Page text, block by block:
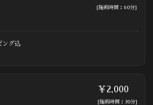
[施術時間：60分]
ング込
￥2,000
[施術時間：30分]